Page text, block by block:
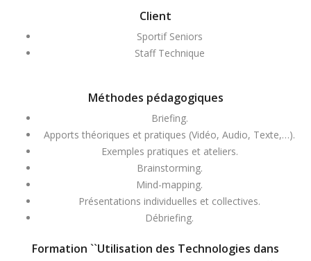
Client
Sportif Seniors
Staff Technique
Méthodes pédagogiques
Briefing.
Apports théoriques et pratiques (Vidéo, Audio, Texte,…).
Exemples pratiques et ateliers.
Brainstorming.
Mind-mapping.
Présentations individuelles et collectives.
Débriefing.
Formation ``Utilisation des Technologies dans